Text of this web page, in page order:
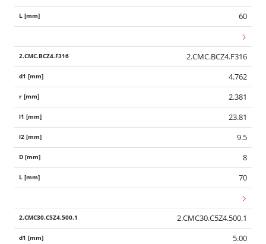
60
2.CMC.BCZ4.F316
4.762
2.381
23.81
9.5
8
70
2.CMC30.C5Z4.500.1
5.00